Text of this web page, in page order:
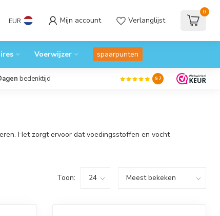
EUR Mijn account Verlanglijst
0
Voerwijzer spaarpunten
bedenktijd 9.7
Het zorgt ervoor dat voedingsstoffen en vocht
Toon: